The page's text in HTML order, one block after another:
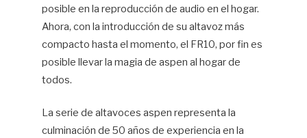
posible en la reproducción de audio en el hogar.
Ahora, con la introducción de su altavoz más
compacto hasta el momento, el FR10, por fin es
posible llevar la magia de aspen al hogar de
todos.
La serie de altavoces aspen representa la
culminación de 50 años de experiencia en la